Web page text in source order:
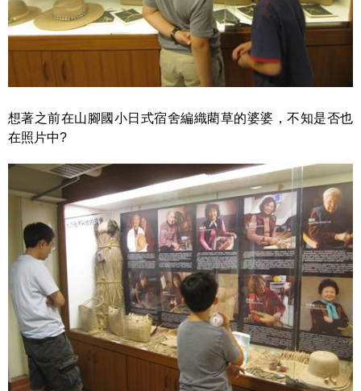
想著之前在山腳國小日式宿舍編織藺草的婆婆，不知是否也
在照片中?